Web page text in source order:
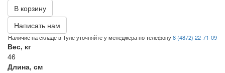
В корзину
Написать нам
Наличие на складе в Туле уточняйте у менеджера по телефону8 (4872) 22-71-09
Вес, кг
46
Длина, см